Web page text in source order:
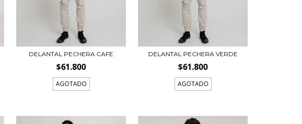
DELANTAL PECHERA CAFE
$61.800
AGOTADO
DELANTAL PECHERA VERDE
$61.800
AGOTADO